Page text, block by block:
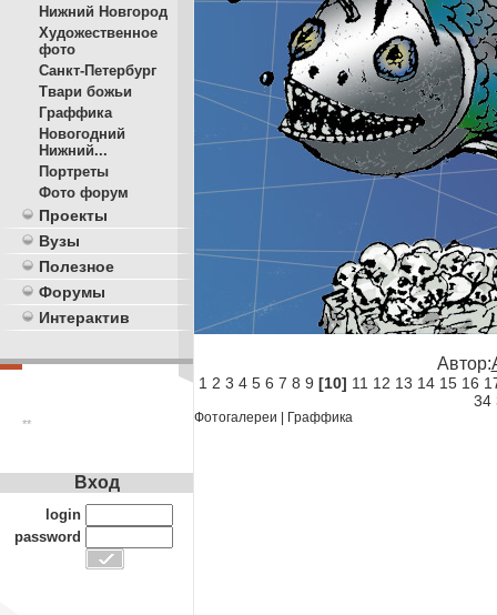
Нижний Новгород
Художественное
фото
Санкт-Петербург
Твари божьи
Граффика
Новогодний
Нижний...
Портреты
Фото форум
Проекты
Вузы
Полезное
Форумы
Интерактив
**
Автор:
1 2 3 4 5 6 7 8 9 [10] 11 12 13 14 15 16
34
Фотогалереи Граффика
Вход
login
password